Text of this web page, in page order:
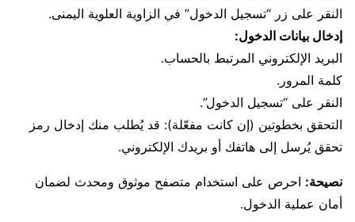
النقر على زر “تسجيل الدخول” في الزاوية العلوية اليمنى.
إدخال بيانات الدخول:
البريد الإلكتروني المرتبط بالحساب.
كلمة المرور.
النقر على “تسجيل الدخول”.
التحقق بخطوتين (إن كانت مفعّلة): قد يُطلب منك إدخال رمز
تحقق يُرسل إلى هاتفك أو بريدك الإلكتروني.
نصيحة: احرص على استخدام متصفح موثوق ومحدث لضمان
أمان عملية الدخول.